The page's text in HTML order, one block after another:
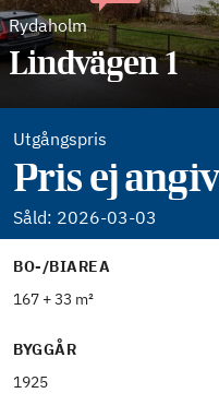
Rydaholm
Lindvägen 1
Utgångspris
Pris ej
Såld: 2026-03-03
BO-/BIAREA
167 + 33 m²
BYGGÅR
1925